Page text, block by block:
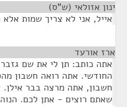
ינון אזולאי (ש"ס)
אייל, אני לא צריך שמות
ארז אורעד
אתה כותב: תן לי את שם
החודשי. אתה רואה חשבון
חשבון, אתה מרצה בבר אילן.
שאתם רוצים - אתן לכם.